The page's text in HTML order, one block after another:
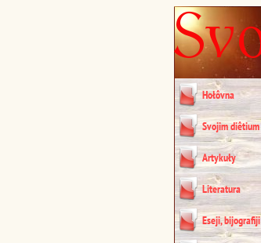
Hołôvna
Svojim diêtium
Artykuły
Literatura
Eseji, bijografiji